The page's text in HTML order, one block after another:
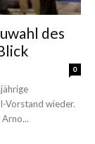
des
0
Vorstand wieder.